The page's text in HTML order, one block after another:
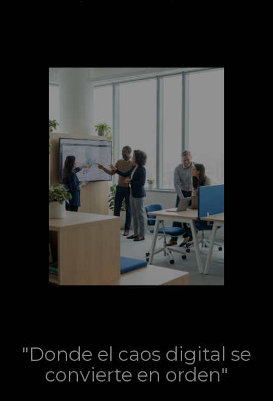
"Donde el caos digital se
convierte en orden"